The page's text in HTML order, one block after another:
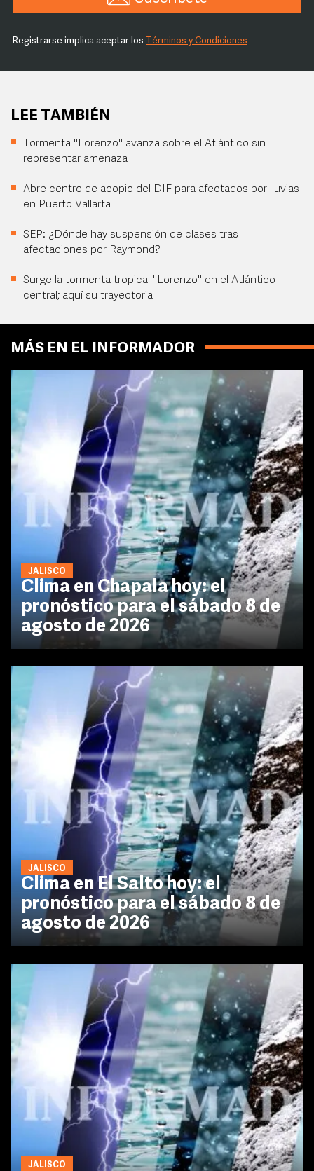
Registrarse implica aceptar los Términos y Condiciones
LEE TAMBIÉN
Tormenta "Lorenzo" avanza sobre el Atlántico sin
representar amenaza
Abre centro de acopio del DIF para afectados por lluvias
en Puerto Vallarta
SEP: ¿Dónde hay suspensión de clases tras
afectaciones por Raymond?
Surge la tormenta tropical "Lorenzo" en el Atlántico
central; aquí su trayectoria
MÁS EN EL INFORMADOR
JALISCO
Clima en Chapala hoy: el
pronóstico para el sábado 8 de
agosto de 2026
JALISCO
Clima en El Salto hoy: el
pronóstico para el sábado 8 de
agosto de 2026
JALISCO